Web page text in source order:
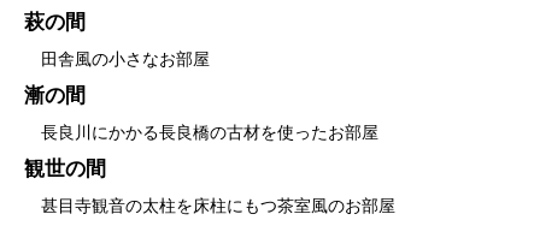
萩の間
田舎風の小さなお部屋
漸の間
長良川にかかる長良橋の古材を使ったお部屋
観世の間
甚目寺観音の太柱を床柱にもつ茶室風のお部屋